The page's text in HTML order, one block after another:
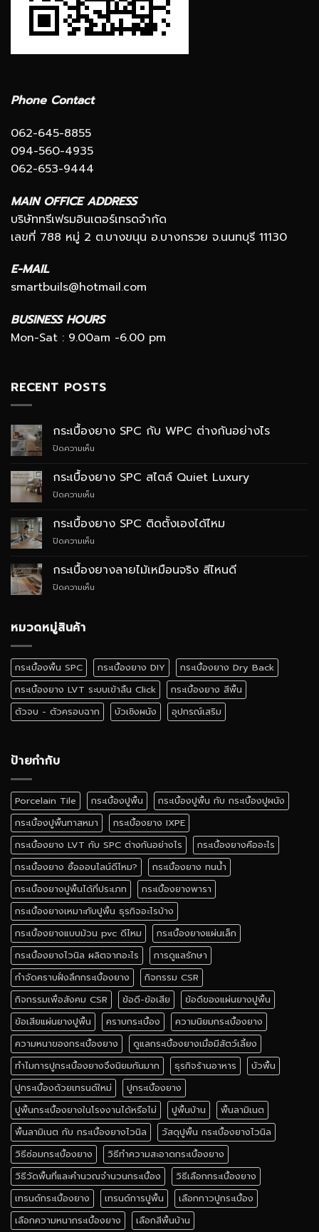
Phone Contact
062-645-8855
094-560-4935
062-653-9444
MAIN OFFICE ADDRESS
บริษัททรีเฟรมอินเตอร์เทรดจำกัด
เลขที่ 788 หมู่ 2 ต.บางขนุน อ.บางกรวย จ.นนทบุรี 11130
E-MAIL
smartbuils@hotmail.com
BUSINESS HOURS
Mon-Sat : 9.00am -6.00 pm
RECENT POSTS
กระเบื้องยาง SPC กับ WPC ต่างกันอย่างไร
ปิดความเห็น
ยาง
SPC
ต่าง
กระเบื้องยาง SPC สไตล์ Quiet Luxury
ปิดความเห็น
ยาง
SPC
Luxury
กระเบื้องยาง SPC ติดตั้งเองได้ไหม
ปิดความเห็น
ยาง
SPC
กระเบื้องยางลายไม้เหมือนจริง สีไหนดี
ปิดความเห็น
สี
ไหน
ดี
หมวดหมู่สินค้า
กระเบื้องพื้น SPC กระเบื้องยาง DIY
กระเบื้องยาง Dry Back
กระเบื้องยาง LVT ระบบเข้าลิ้น Click
กระเบื้องยาง สีพื้น
ตัวจบ - ตัวครอบฉาก
บัวเชิงผนัง อุปกรณ์เสริม
ป้ายกำกับ
Porcelain Tile กระเบื้องปูพื้น
กระเบื้องปูพื้น กับ กระเบื้องปูผนัง
กระเบื้องปูพื้นทาสหมา
กระเบื้องยาง IXPE
กระเบื้องยาง LVT กับ SPC ต่างกันอย่างไร
กระเบื้องยางคืออะไร
กระเบื้องยาง ซื้อออนไลน์ดีไหม?
กระเบื้องยาง ทนน้ำ
กระเบื้องยางปูพื้นได้กี่ประเภท
กระเบื้องยางพารา
กระเบื้องยางเหมาะกับปูพื้น ธุรกิจอะไรบ้าง
กระเบื้องยางแบบม้วน pvc ดีไหม
กระเบื้องยางแผ่นเล็ก
กระเบื้องยางไวนิล ผลิตจากอะไร
การดูแลรักษา
กำจัดคราบฝั่งลึกกระเบื้องยาง
กิจกรรม CSR
กิจกรรมเพื่อสังคม CSR
ข้อดี-ข้อเสีย
ข้อดีของแผ่นยางปูพื้น
ข้อเสียแผ่นยางปูพื้น
คราบกระเบื้อง
ความนิยมกระเบื้องยาง
ความหนาของกระเบื้องยาง
ดูแลกระเบื้องยางเมื่อมีสัตว์เลี้ยง
ทำไมการปูกระเบื้องยางจึงนิยมกันมาก
ธุรกิจร้านอาหาร
บัวพื้น
ปูกระเบื้องด้วยเทรนด์ใหม่
ปูกระเบื้องยาง
ปูพื้นกระเบื้องยางในโรงงานได้หรือไม่
ปูพื้นบ้าน
พื้นลามิเนต
พื้นลามิเนต กับ กระเบื้องยางไวนิล
วัสดุปูพื้น กระเบื้องยางไวนิล
วิธีซ่อมกระเบื้องยาง
วิธีทำความสะอาดกระเบื้องยาง
วิธีวัดพื้นที่และคำนวณจำนวนกระเบื้อง
วิธีเลือกกระเบื้องยาง
เทรนด์กระเบื้องยาง
เทรนด์การปูพื้น
เลือกกาวปูกระเบื้อง
เลือกความหนากระเบื้องยาง
เลือกสีพื้นบ้าน